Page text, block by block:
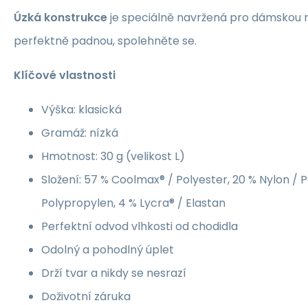
Úzká konstrukceje speciálně navržená pro dámskou
perfektně padnou, spolehněte se.
Klíčové vlastnosti
Výška: klasická
Gramáž: nízká
Hmotnost: 30 g (velikost L)
Složení: 57 % Coolmax® / Polyester, 20 % Nylon /
Polypropylen, 4 % Lycra® / Elastan
Perfektní odvod vlhkosti od chodidla
Odolný a pohodlný úplet
Drží tvar a nikdy se nesrazí
Doživotní záruka